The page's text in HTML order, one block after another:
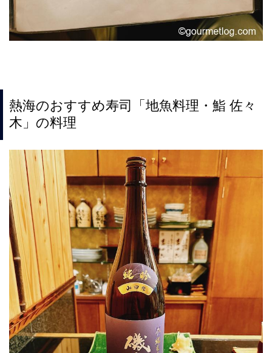
熱海のおすすめ寿司「地魚料理・鮨 佐々
木」の料理